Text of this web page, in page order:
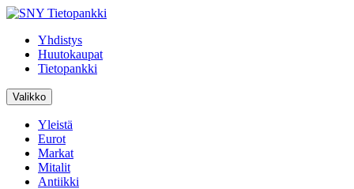
Skip
contentYhdistys
Huutokaupat
Tietopankki
Valikko
Yleistä
Eurot
Markat
Mitalit
Antiikki